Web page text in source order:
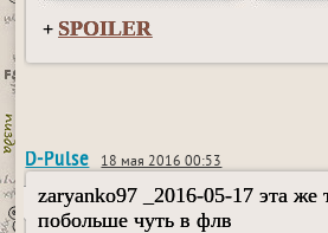
+ SPOILER
D-Pulse 18 мая 2016 00:53
zaryanko97 _2016-05-17 эта же
побольше чуть в флв